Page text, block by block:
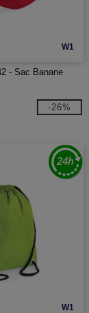
W1
- Sac Banane
-26%
W1